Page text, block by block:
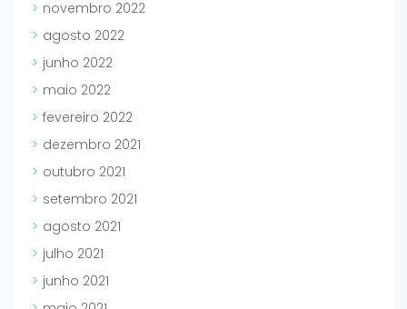
novembro 2022
agosto 2022
junho 2022
maio 2022
fevereiro 2022
dezembro 2021
outubro 2021
setembro 2021
agosto 2021
julho 2021
junho 2021